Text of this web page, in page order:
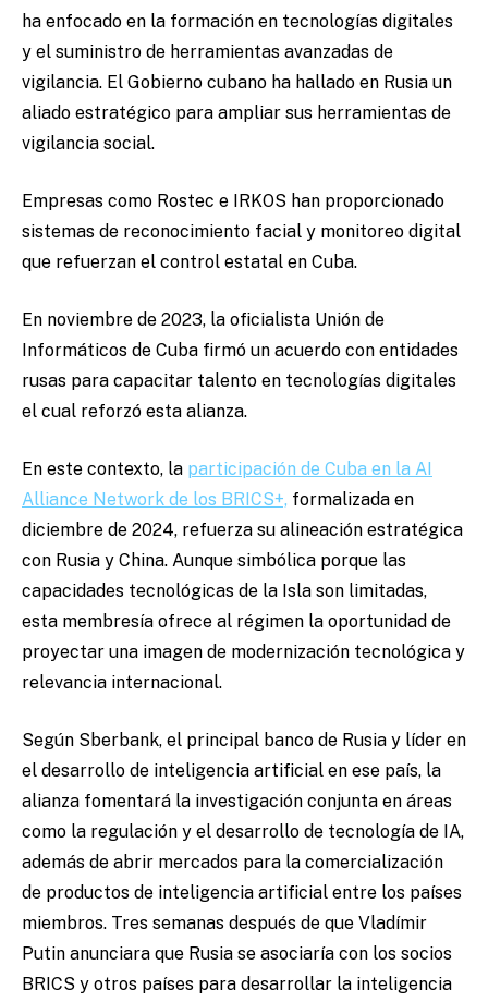
ha enfocado en la formación en tecnologías digitales
y el suministro de herramientas avanzadas de
vigilancia. El Gobierno cubano ha hallado en Rusia un
aliado estratégico para ampliar sus herramientas de
vigilancia social.
Empresas como Rostec e IRKOS han proporcionado
sistemas de reconocimiento facial y monitoreo digital
que refuerzan el control estatal en Cuba.
En noviembre de 2023, la oficialista Unión de
Informáticos de Cuba firmó un acuerdo con entidades
rusas para capacitar talento en tecnologías digitales
el cual reforzó esta alianza.
En este contexto, la participación de Cuba en la AI
Alliance Network de los BRICS+, formalizada en
diciembre de 2024, refuerza su alineación estratégica
con Rusia y China. Aunque simbólica porque las
capacidades tecnológicas de la Isla son limitadas,
esta membresía ofrece al régimen la oportunidad de
proyectar una imagen de modernización tecnológica y
relevancia internacional.
Según Sberbank, el principal banco de Rusia y líder en
el desarrollo de inteligencia artificial en ese país, la
alianza fomentará la investigación conjunta en áreas
como la regulación y el desarrollo de tecnología de IA,
además de abrir mercados para la comercialización
de productos de inteligencia artificial entre los países
miembros. Tres semanas después de que Vladímir
Putin anunciara que Rusia se asociaría con los socios
BRICS y otros países para desarrollar la inteligencia